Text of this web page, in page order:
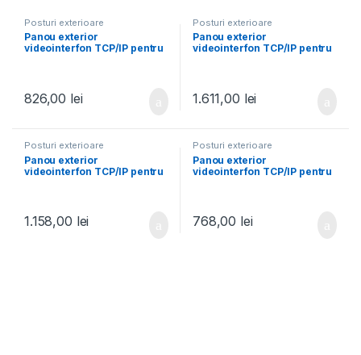
Posturi exterioare
Panou exterior
videointerfon TCP/IP pentru
WME1
826,00 lei
Posturi exterioare
Panou exterior
videointerfon TCP/IP pentru
HIKVISION
1.611,00 lei
Posturi exterioare
Panou exterior
videointerfon TCP/IP pentru
HIKVISION
1.158,00 lei
Posturi exterioare
Panou exterior
videointerfon TCP/IP pentru
WME1
768,00 lei